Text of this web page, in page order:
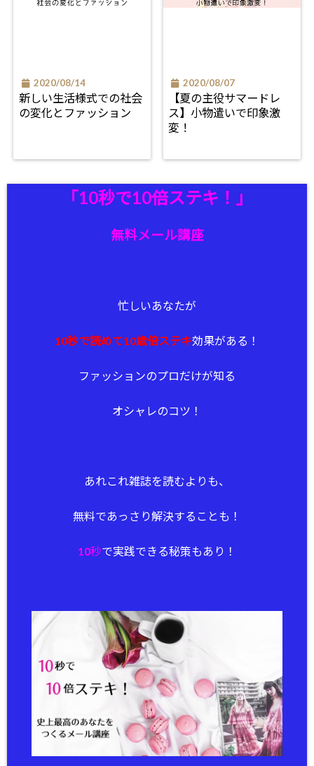
2020/08/14
新しい生活様式での社会
の変化とファッション
2020/08/07
【夏の主役サマードレ
ス】小物遣いで印象激
変！
「10秒で10倍ステキ！」
無料メール講座
忙しいあなたが
10秒で読めて10歳倍ステキ効果がある！
ファッションのプロだけが知る
オシャレのコツ！
あれこれ雑誌を読むよりも、
無料であっさり解決することも！
10秒で実践できる秘策もあり！